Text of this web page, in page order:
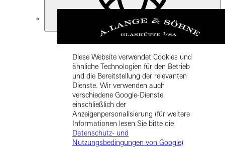
Deutschland
Zurück
中国 (ZH-HANS)
Diese Website verwendet Cookies und
ähnliche Technologien für den Betrieb
und die Bereitstellung der relevanten
Dienste. Wir verwenden auch
verschiedene Google-Dienste
einschließlich der
Anzeigenpersonalisierung (für weitere
Informationen lesen Sie bitte die
Datenschutz- und
Nutzungsbedingungen von Google)